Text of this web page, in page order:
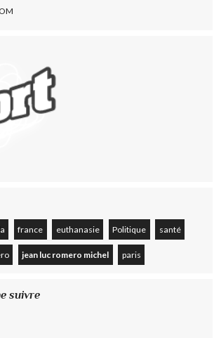
france euthanasie Politique santé
jean luc romero michel paris
suivre